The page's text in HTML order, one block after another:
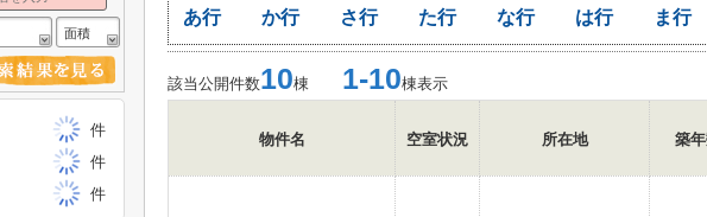
あ行 か行 さ行 た行 な行 は行 ま行
該当公開件数10棟 1-10棟表示
物件名 空室状況 所在地 築
面積
件
件
件